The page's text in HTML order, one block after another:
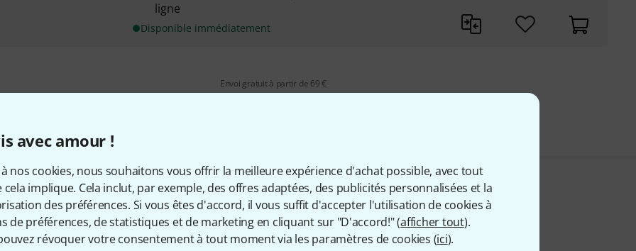
avec amour !
à nos cookies, nous souhaitons vous offrir la meilleure expérience d'achat possible, avec tout
cela implique. Cela inclut, par exemple, des offres adaptées, des publicités personnalisées et la
des préférences. Si vous êtes d'accord, il vous suffit d'accepter l'utilisation de cookies à
de préférences, de statistiques et de marketing en cliquant sur "D'accord!" (afficher tout).
révoquer votre consentement à tout moment via les paramètres de cookies (ici).
ligne
Disponible immédiatement
Envoi gratuit à partir de 69 €
Aimez-vous ce que vous voyez ?
Partager Aide et commentaires